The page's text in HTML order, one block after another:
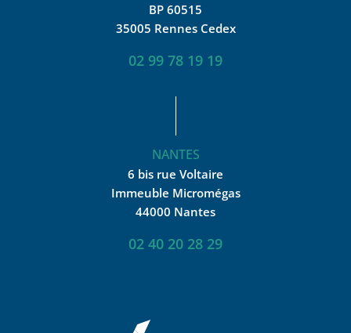
BP 60515
35005 Rennes Cedex
02 99 78 19 19
NANTES
6 bis rue Voltaire
Immeuble Micromégas
44000 Nantes
02 40 20 28 29